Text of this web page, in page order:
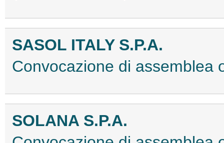
SASOL ITALY S.P.A.
Convocazione di assemblea
SOLANA S.P.A.